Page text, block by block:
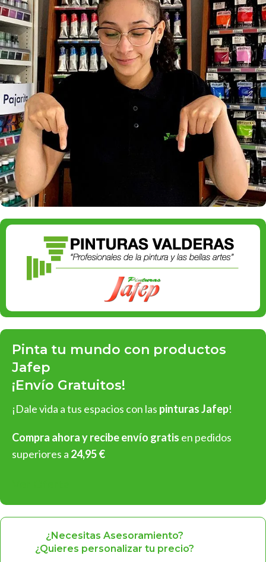
Pinta tu mundo con productos
Jafep
¡Envío Gratuitos!
¡Dale vida a tus espacios con las pinturas Jafep!
Compra ahora y recibe envío gratis en pedidos
superiores a 24,95 €
¿Necesitas Asesoramiento?
¿Quieres personalizar tu precio?